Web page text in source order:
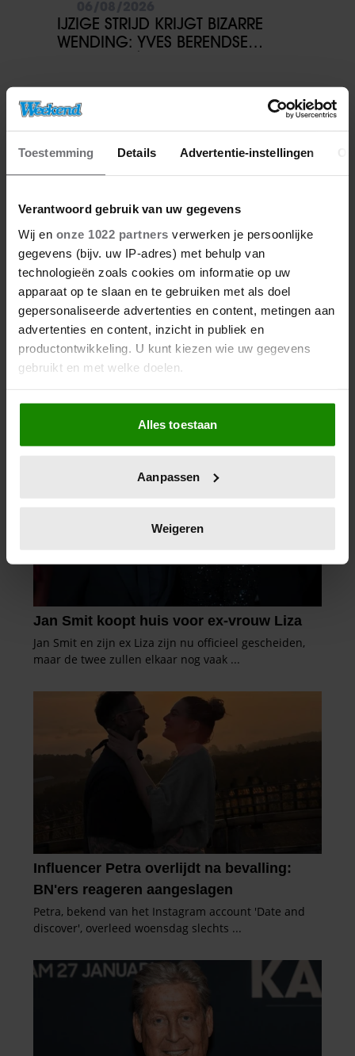
Toestemming Details Advertentie-instellingen
Verantwoord gebruik van uw gegevens
Wij en onze 1022 partners verwerken je persoonlijke
gegevens (bijv. uw IP-adres) met behulp van
technologieën zoals cookies om informatie op uw
apparaat op te slaan en te gebruiken met als doel
gepersonaliseerde advertenties en content, metingen aan
advertenties en content, inzicht in publiek en
productontwikkeling. U kunt kiezen wie uw gegevens
gebruikt en met welke doelen.
Als u het toestaat, willen we ook graag:
Informatie verzamelen over uw geografische
locatie, die tot een paar meter nauwkeurig kan zijn
scannen op specifieke eigenschappen (fingerprinting)
verwerkt en stel uw voorkeuren in het
intrekken in de Cookieverklaring.
We gebruiken cookies om content en advertenties te
personaliseren, om functies voor social media te bieden
en om ons websiteverkeer te analyseren. Ook delen we
informatie over uw gebruik van onze site met onze
partners kunnen deze gegevens combineren met andere
informatie die u aan ze heeft verstrekt of die ze hebben
verzameld op basis van uw gebruik van hun services. U
gaat akkoord met onze cookies als u onze website blijft
Alles toestaan
Aanpassen
Weigeren
IJZIGE STRIJD KRIJGT BIZARRE
WENDING: YVES BERENDSE